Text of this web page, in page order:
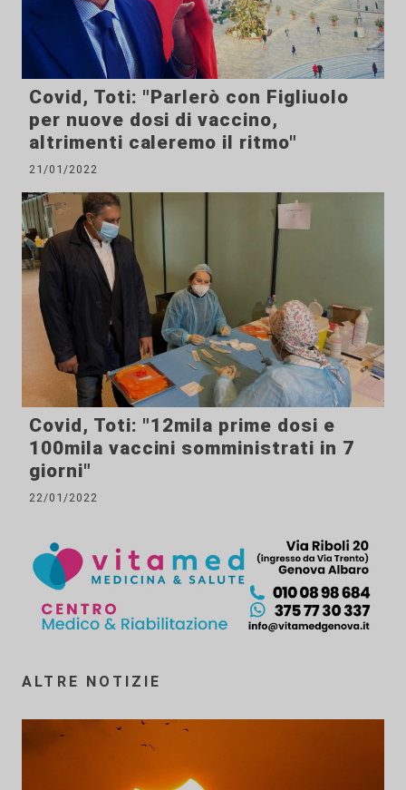
Covid, Toti: "Parlerò con Figliuolo
per nuove dosi di vaccino,
altrimenti caleremo il ritmo"
21/01/2022
Covid, Toti: "12mila prime dosi e
100mila vaccini somministrati in 7
giorni"
22/01/2022
ALTRE NOTIZIE